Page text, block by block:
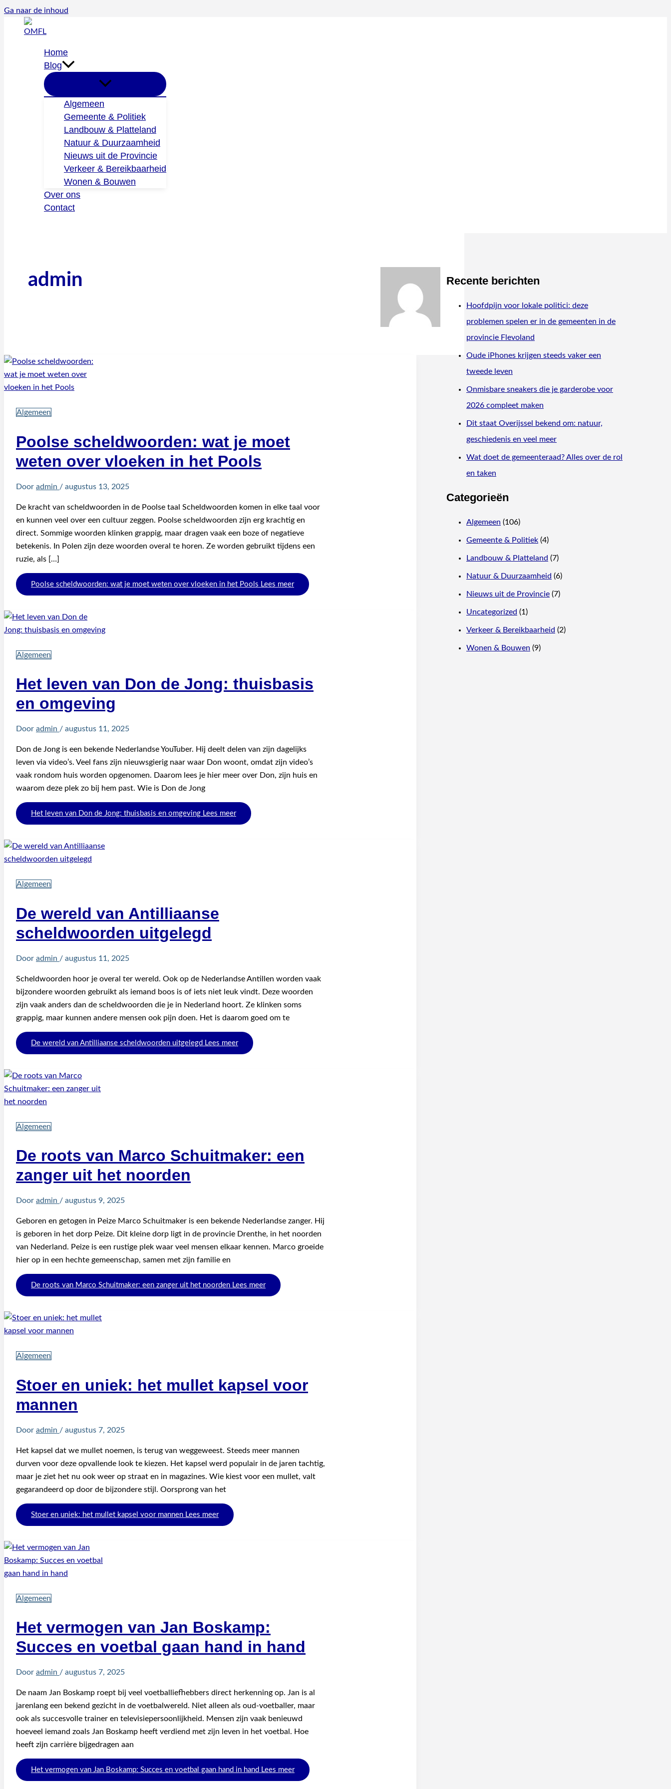
Ga naar de inhoud
Home
Blog
Algemeen
Gemeente & Politiek
Landbouw & Platteland
Natuur & Duurzaamheid
Nieuws uit de Provincie
Verkeer & Bereikbaarheid
Wonen & Bouwen
Over ons
Contact
admin
Algemeen
Poolse scheldwoorden: wat je moet
weten over vloeken in het Pools
Door admin / augustus 13, 2025
De kracht van scheldwoorden in de Poolse taal Scheldwoorden komen in elke taal voor
en kunnen veel over een cultuur zeggen. Poolse scheldwoorden zijn erg krachtig en
direct. Sommige woorden klinken grappig, maar dragen vaak een boze of negatieve
betekenis. In Polen zijn deze woorden overal te horen. Ze worden gebruikt tijdens een
ruzie, als […]
Poolse scheldwoorden: wat je moet weten over vloeken in het Pools Lees meer
Algemeen
Het leven van Don de Jong: thuisbasis
en omgeving
Door admin / augustus 11, 2025
Don de Jong is een bekende Nederlandse YouTuber. Hij deelt delen van zijn dagelijks
leven via video’s. Veel fans zijn nieuwsgierig naar waar Don woont, omdat zijn video’s
vaak rondom huis worden opgenomen. Daarom lees je hier meer over Don, zijn huis en
waarom deze plek zo bij hem past. Wie is Don de Jong
Het leven van Don de Jong: thuisbasis en omgeving Lees meer
Algemeen
De wereld van Antilliaanse
scheldwoorden uitgelegd
Door admin / augustus 11, 2025
Scheldwoorden hoor je overal ter wereld. Ook op de Nederlandse Antillen worden vaak
bijzondere woorden gebruikt als iemand boos is of iets niet leuk vindt. Deze woorden
zijn vaak anders dan de scheldwoorden die je in Nederland hoort. Ze klinken soms
grappig, maar kunnen andere mensen ook pijn doen. Het is daarom goed om te
De wereld van Antilliaanse scheldwoorden uitgelegd Lees meer
Algemeen
De roots van Marco Schuitmaker: een
zanger uit het noorden
Door admin / augustus 9, 2025
Geboren en getogen in Peize Marco Schuitmaker is een bekende Nederlandse zanger. Hij
is geboren in het dorp Peize. Dit kleine dorp ligt in de provincie Drenthe, in het noorden
van Nederland. Peize is een rustige plek waar veel mensen elkaar kennen. Marco groeide
hier op in een hechte gemeenschap, samen met zijn familie en
De roots van Marco Schuitmaker: een zanger uit het noorden Lees meer
Algemeen
Stoer en uniek: het mullet kapsel voor
mannen
Door admin / augustus 7, 2025
Het kapsel dat we mullet noemen, is terug van weggeweest. Steeds meer mannen
durven voor deze opvallende look te kiezen. Het kapsel werd populair in de jaren tachtig,
maar je ziet het nu ook weer op straat en in magazines. Wie kiest voor een mullet, valt
gegarandeerd op door de bijzondere stijl. Oorsprong van het
Stoer en uniek: het mullet kapsel voor mannen Lees meer
Algemeen
Het vermogen van Jan Boskamp:
Succes en voetbal gaan hand in hand
Door admin / augustus 7, 2025
De naam Jan Boskamp roept bij veel voetballiefhebbers direct herkenning op. Jan is al
jarenlang een bekend gezicht in de voetbalwereld. Niet alleen als oud-voetballer, maar
ook als succesvolle trainer en televisiepersoonlijkheid. Mensen zijn vaak benieuwd
hoeveel iemand zoals Jan Boskamp heeft verdiend met zijn leven in het voetbal. Hoe
heeft zijn carrière bijgedragen aan
Het vermogen van Jan Boskamp: Succes en voetbal gaan hand in hand Lees meer
Recente berichten
Hoofdpijn voor lokale politici: deze
problemen spelen er in de gemeenten in de
provincie Flevoland
Oude iPhones krijgen steeds vaker een
tweede leven
Onmisbare sneakers die je garderobe voor
2026 compleet maken
Dit staat Overijssel bekend om: natuur,
geschiedenis en veel meer
Wat doet de gemeenteraad? Alles over de rol
en taken
Categorieën
Algemeen (106)
Gemeente & Politiek (4)
Landbouw & Platteland (7)
Natuur & Duurzaamheid (6)
Nieuws uit de Provincie (7)
Uncategorized (1)
Verkeer & Bereikbaarheid (2)
Wonen & Bouwen (9)